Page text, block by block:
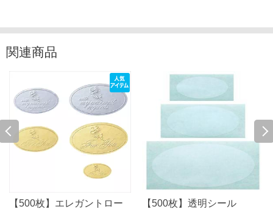
関連商品
【500枚】エレガントロー
【500枚】透明シール